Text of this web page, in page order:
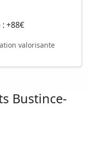
+88€
valorisante
Bustince-